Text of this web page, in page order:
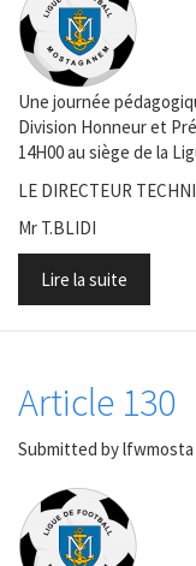
Une journée
Division Honneur et
14H00 au siège de la
LE DIRECTEUR
Mr T.BLIDI
Lire la suite
Article 130
Submitted bylfwmosta